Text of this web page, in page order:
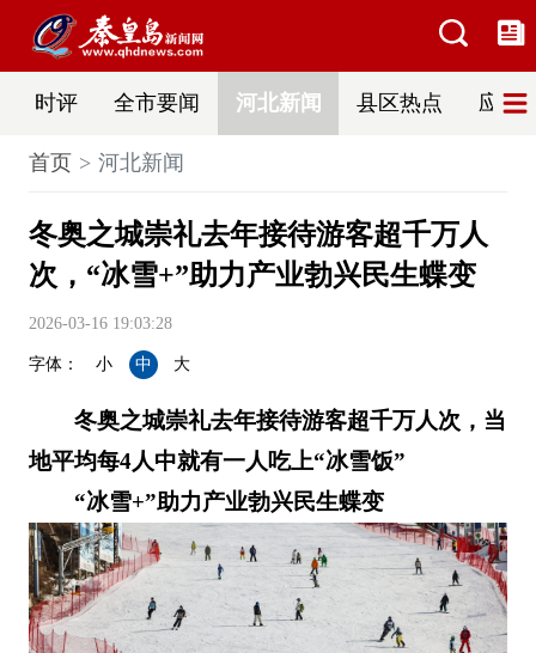
时评 全市要闻 河北新闻 县区热点 应急
首页 河北新闻
冬奥之城崇礼去年接待游客超千万人
次，“冰雪+”助力产业勃兴民生蝶变
2026-03-16 19:03:28
字体： 小 中 大
冬奥之城崇礼去年接待游客超千万人次，当
地平均每4人中就有一人吃上“冰雪饭”
“冰雪+”助力产业勃兴民生蝶变